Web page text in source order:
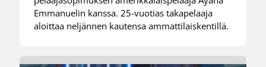
Emmanuelin kanssa. 25-vuotias takapelaaja
aloittaa neljännen kautensa ammattilaiskentillä.